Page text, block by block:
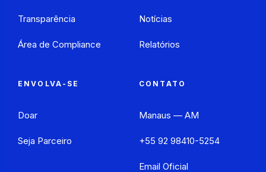
Transparência
Área de Compliance
Notícias
Relatórios
ENVOLVA-SE
Doar
Seja Parceiro
CONTATO
Manaus — AM
+55 92 98410-5254
Email Oficial